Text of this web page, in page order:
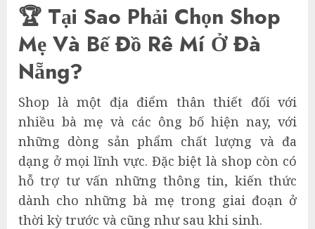
🏆 Tại Sao Phải Chọn Shop
Mẹ Và Bế Đồ Rê Mí Ở Đà
Nẵng?
Shop là một địa điểm thân thiết đối với
nhiều bà mẹ và các ông bố hiện nay, với
những dòng sản phẩm chất lượng và đa
dạng ở mọi lĩnh vực. Đặc biệt là shop còn có
hỗ trợ tư vấn những thông tin, kiến thức
dành cho những bà mẹ trong giai đoạn ở
thời kỳ trước và cũng như sau khi sinh.